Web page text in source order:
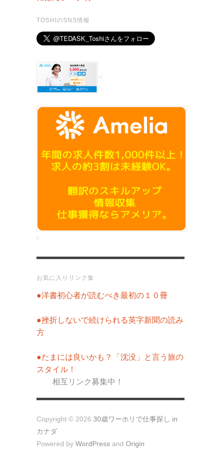
TOSHIのSNS情報
お気に入りリンク集
●洋書初心者が読むべき最初の１０冊
●挫折しないで続けられる英字新聞の読み
方
●たまには良いかも？「沈没」と言う旅の
スタイル！
相互リンク募集中！
Copyright © 2026 30歳ワーホリで仕事探し in
カナダ
Powered by WordPress and Origin